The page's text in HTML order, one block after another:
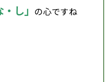
し」 の心ですね